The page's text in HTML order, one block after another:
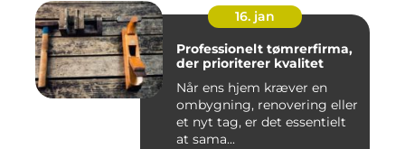
16. jan
Professionelt tømrerfirma,
der prioriterer kvalitet
Når ens hjem kræver en
ombygning, renovering eller
et nyt tag, er det essentielt
at sama...